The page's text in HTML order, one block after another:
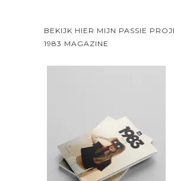
BEKIJK HIER MIJN PASSIE
1983 MAGAZINE